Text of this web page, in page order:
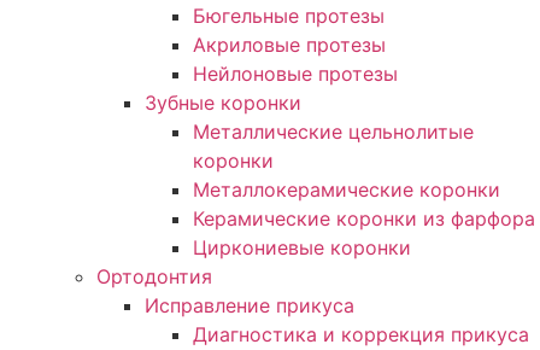
Бюгельные протезы
Акриловые протезы
Нейлоновые протезы
Зубные коронки
Металлические цельнолитые
коронки
Металлокерамические коронки
Керамические коронки из фарфора
Циркониевые коронки
Ортодонтия
Исправление прикуса
Диагностика и коррекция прикуса